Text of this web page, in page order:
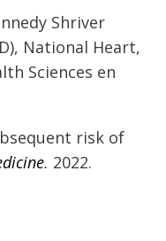
Shriver
National Heart,
Sciences en
risk of
. 2022.